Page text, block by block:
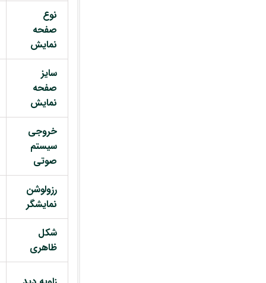
نوع
صفحه
نمایش
سایز
صفحه
نمایش
خروجی
سیستم
صوتی
رزولوشن
نمایشگر
شکل
ظاهری